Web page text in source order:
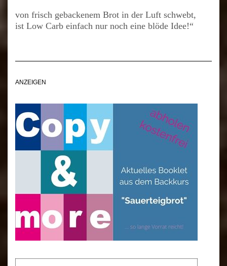
von frisch gebackenem Brot in der Luft schwebt,
ist Low Carb einfach nur noch eine blöde Idee!“
ANZEIGEN